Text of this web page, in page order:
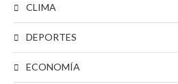
CLIMA
DEPORTES
ECONOMÍA